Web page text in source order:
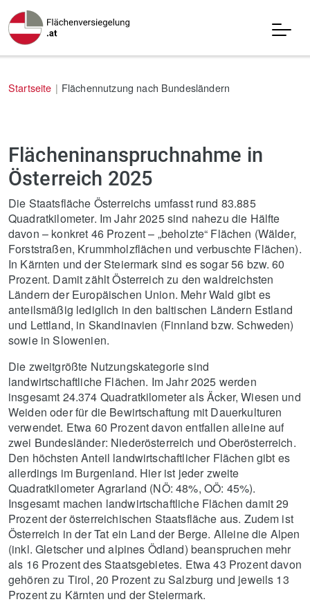
Startseite Flächennutzung nach Bundesländern
Flächeninanspruchnahme in
Österreich 2025
Die Staatsfläche Österreichs umfasst rund 83.885
Quadratkilometer. Im Jahr 2025 sind nahezu die Hälfte
davon – konkret 46 Prozent – „beholzte“ Flächen (Wälder,
Forststraßen, Krummholzflächen und verbuschte Flächen).
In Kärnten und der Steiermark sind es sogar 56 bzw. 60
Prozent. Damit zählt Österreich zu den waldreichsten
Ländern der Europäischen Union. Mehr Wald gibt es
anteilsmäßig lediglich in den baltischen Ländern Estland
und Lettland, in Skandinavien (Finnland bzw. Schweden)
sowie in Slowenien.
Die zweitgrößte Nutzungskategorie sind
landwirtschaftliche Flächen. Im Jahr 2025 werden
insgesamt 24.374 Quadratkilometer als Äcker, Wiesen und
Weiden oder für die Bewirtschaftung mit Dauerkulturen
verwendet. Etwa 60 Prozent davon entfallen alleine auf
zwei Bundesländer: Niederösterreich und Oberösterreich.
Den höchsten Anteil landwirtschaftlicher Flächen gibt es
allerdings im Burgenland. Hier ist jeder zweite
Quadratkilometer Agrarland (NÖ: 48%, OÖ: 45%).
Insgesamt machen landwirtschaftliche Flächen damit 29
Prozent der österreichischen Staatsfläche aus. Zudem ist
Österreich in der Tat ein Land der Berge. Alleine die Alpen
(inkl. Gletscher und alpines Ödland) beanspruchen mehr
als 16 Prozent des Staatsgebietes. Etwa 43 Prozent davon
gehören zu Tirol, 20 Prozent zu Salzburg und jeweils 13
Prozent zu Kärnten und der Steiermark.